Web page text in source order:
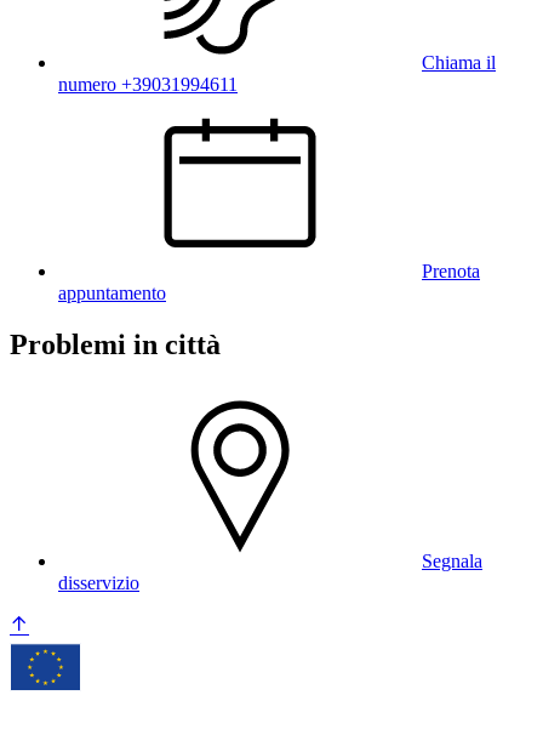
Chiama il
numero +39031994611
Prenota
appuntamento
Problemi in città
Segnala
disservizio